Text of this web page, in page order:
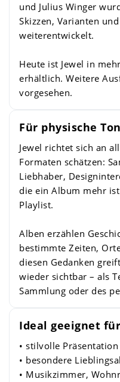
und Julius Winger
Skizzen, Varianten
weiterentwickelt.
Heute ist Jewel in
erhältlich. Weitere
vorgesehen.
Für physische
Jewel richtet sich an
Formaten schätzen:
Liebhaber,
die ein Album mehr
Playlist.
Alben erzählen
bestimmte Zeiten,
diesen Gedanken
wieder sichtbar – als
Sammlung oder des
Ideal geeignet für
• stilvolle
• besondere
• Musikzimmer,